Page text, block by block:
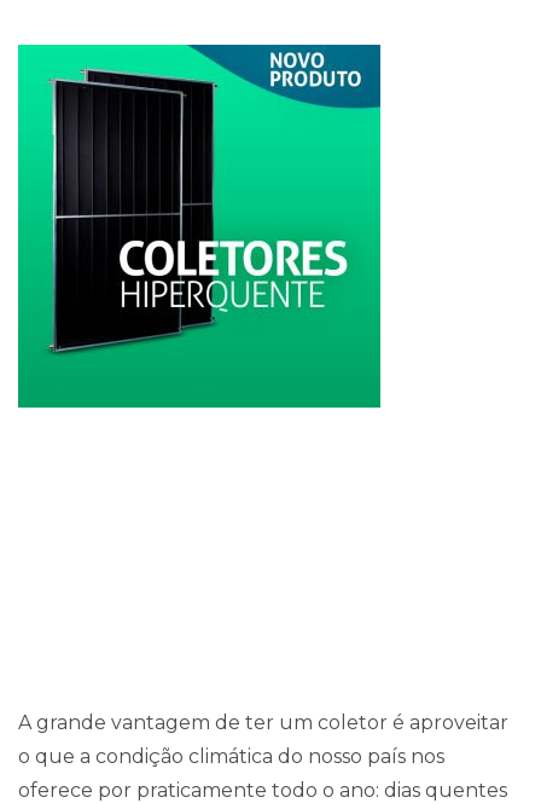
A grande vantagem de ter um coletor é aproveitar
o que a condição climática do nosso país nos
oferece por praticamente todo o ano: dias quentes